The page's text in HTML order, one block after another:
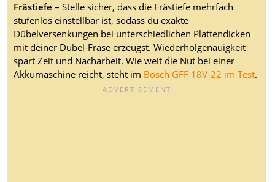
Frästiefe – Stelle sicher, dass die Frästiefe mehrfach
stufenlos einstellbar ist, sodass du exakte
Dübelversenkungen bei unterschiedlichen Plattendicken
mit deiner Dübel-Fräse erzeugst. Wiederholgenauigkeit
spart Zeit und Nacharbeit. Wie weit die Nut bei einer
Akkumaschine reicht, steht im Bosch GFF 18V-22 im Test.